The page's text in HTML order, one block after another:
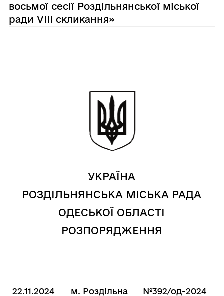
восьмої сесії Роздільнянської міської
ради VIІІ скликання»
УКРАЇНА
РОЗДІЛЬНЯНСЬКА МІСЬКА РАДА
ОДЕСЬКОЇ ОБЛАСТІ
РОЗПОРЯДЖЕННЯ
22.11.2024 м. Роздільна №392/од-2024